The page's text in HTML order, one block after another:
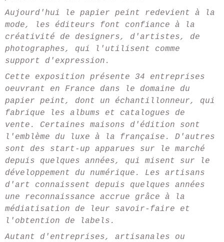
Aujourd'hui le papier peint redevient à la
mode, les éditeurs font confiance à la
créativité de designers, d'artistes, de
photographes, qui l'utilisent comme
support d'expression.
Cette exposition présente 34 entreprises
oeuvrant en France dans le domaine du
papier peint, dont un échantillonneur, qui
fabrique les albums et catalogues de
vente. Certaines maisons d'édition sont
l'emblème du luxe à la française. D'autres
sont des start-up apparues sur le marché
depuis quelques années, qui misent sur le
développement du numérique. Les artisans
d'art connaissent depuis quelques années
une reconnaissance accrue grâce à la
médiatisation de leur savoir-faire et
l'obtention de labels.
Autant d'entreprises, artisanales ou